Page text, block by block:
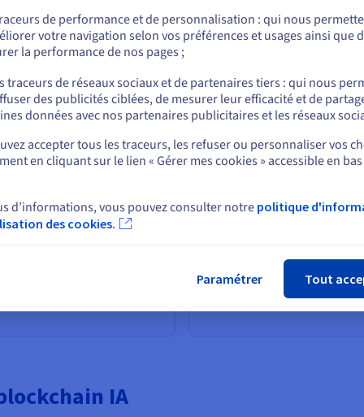
fonctionne grâce à des algorithmes qui traitent des
collecte des données, leur traitement via des modèles, ainsi que
des règles aux modèles d'apprentissage avancés. En 2025,
autonomes, avec des dépenses mondiales atteignant 200
et modèles d'IA
de l'IA dans lequel les
programmation explicite.
cerveau, avec des
Les modèles
convolutifs pour la
pour le traitement du
GPT. L’IA peut ainsi
machine learning
sur des ensembles de
Importance de l'IA
la prise de décision
L'IA excelle dans le
mettant en évidence des
pourraient manquer. Dans
prédictives, par exemple
diagnostiquer des
axées sur les données, où
processus, contribuant à
IA
us.ovhcloud.com/
Anglais USD - $
ou
sur le site actuel
un autre site web
de performance et de personnalisation : qui nous
votre navigation selon vos préférences et usages ainsi que
la performance de nos pages ;
traceurs de réseaux sociaux et de partenaires tiers : qui nous
des publicités ciblées, de mesurer leur efficacité et de
données avec nos partenaires publicitaires et les réseaux
accepter tous les traceurs, les refuser ou personnaliser vos
en cliquant sur le lien « Gérer mes cookies » accessible en
d’informations, vous pouvez consulter notre politique
des cookies.
Paramétrer Tout